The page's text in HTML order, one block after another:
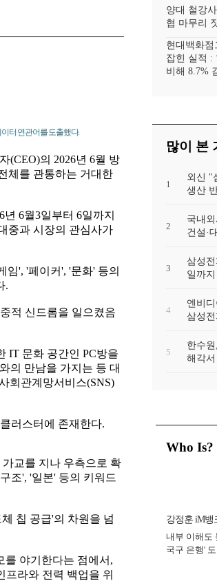
터 연관어를 도출했다.
(CEO)의 2026년 6월 방
체를 관통하는 거대한
6월3일부터 6일까지
중과 시장의 관심사가
임', '페이커', '문화' 등의
.
적 신드롬을 일으켰음
IT 문화 공간인 PC방을
의 만남을 가지는 등 대
회관계망서비스(SNS)
러스터에 존재한다.
교를 지나 우측으로 확
조', '일본' 등의 키워드
칩 공급'의 차원을 넘
를 야기한다는 점에서,
라와 전력 백업을 위
양대 철강
협 마무리
현대백화
잡힌 실적 :
비해 8.7%
많이 본
1
외신 "
생산
2
국내
건설·
3
삼성
일까
4
엔비
삼성
5
한수
해각서
Who Is?
강정훈 iM뱅
내부 이해도
국구 은행'